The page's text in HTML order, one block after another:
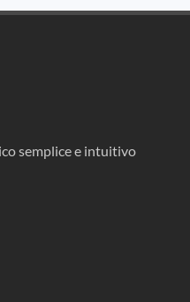
semplice e intuitivo